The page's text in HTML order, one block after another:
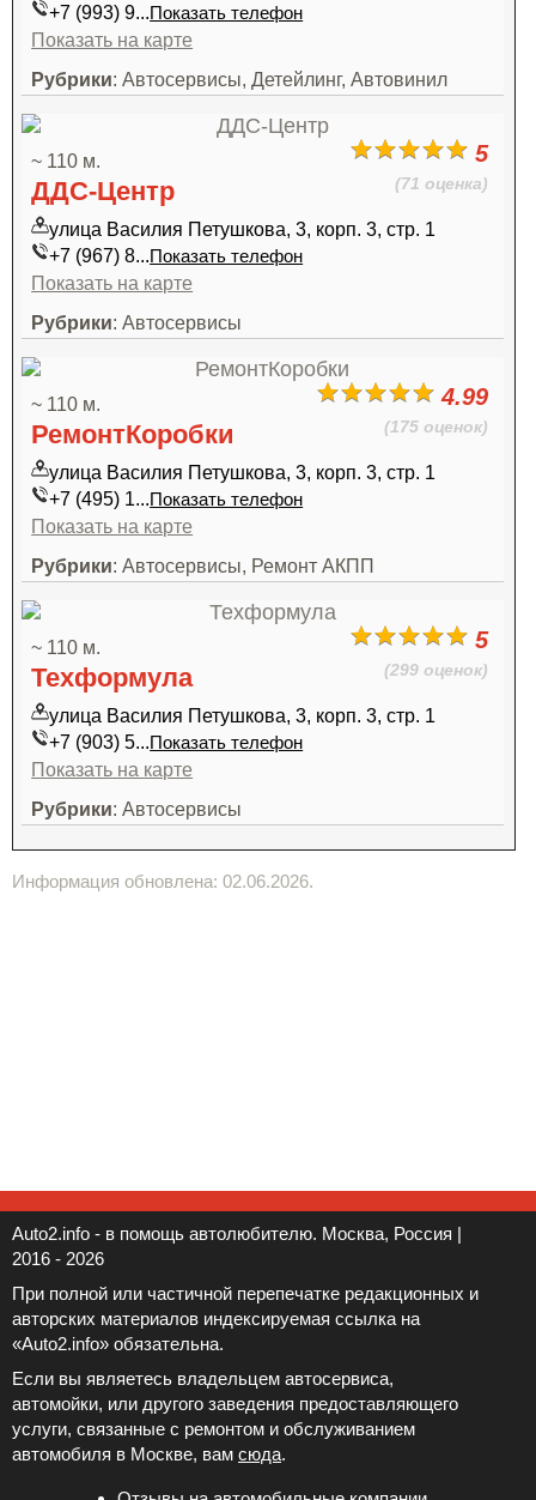
+7 (993) 9...Показать телефон
Показать на карте
Рубрики: Автосервисы, Детейлинг, Автовинил
5
(71 оценка)
~ 110 м.
ДДС-Центр
улица Василия Петушкова, 3, корп. 3, стр. 1
+7 (967) 8...Показать телефон
Показать на карте
Рубрики: Автосервисы
4.99
(175 оценок)
~ 110 м.
РемонтКоробки
улица Василия Петушкова, 3, корп. 3, стр. 1
+7 (495) 1...Показать телефон
Показать на карте
Рубрики: Автосервисы, Ремонт АКПП
5
(299 оценок)
~ 110 м.
Техформула
улица Василия Петушкова, 3, корп. 3, стр. 1
+7 (903) 5...Показать телефон
Показать на карте
Рубрики: Автосервисы
Информация обновлена: 02.06.2026.
Auto2.info - в помощь автолюбителю. Москва, Россия |
2016 - 2026
При полной или частичной перепечатке редакционных и
авторских материалов индексируемая ссылка на
«Auto2.info» обязательна.
Если вы являетесь владельцем автосервиса,
автомойки, или другого заведения предоставляющего
услуги, связанные с ремонтом и обслуживанием
автомобиля в Москве, вам сюда.